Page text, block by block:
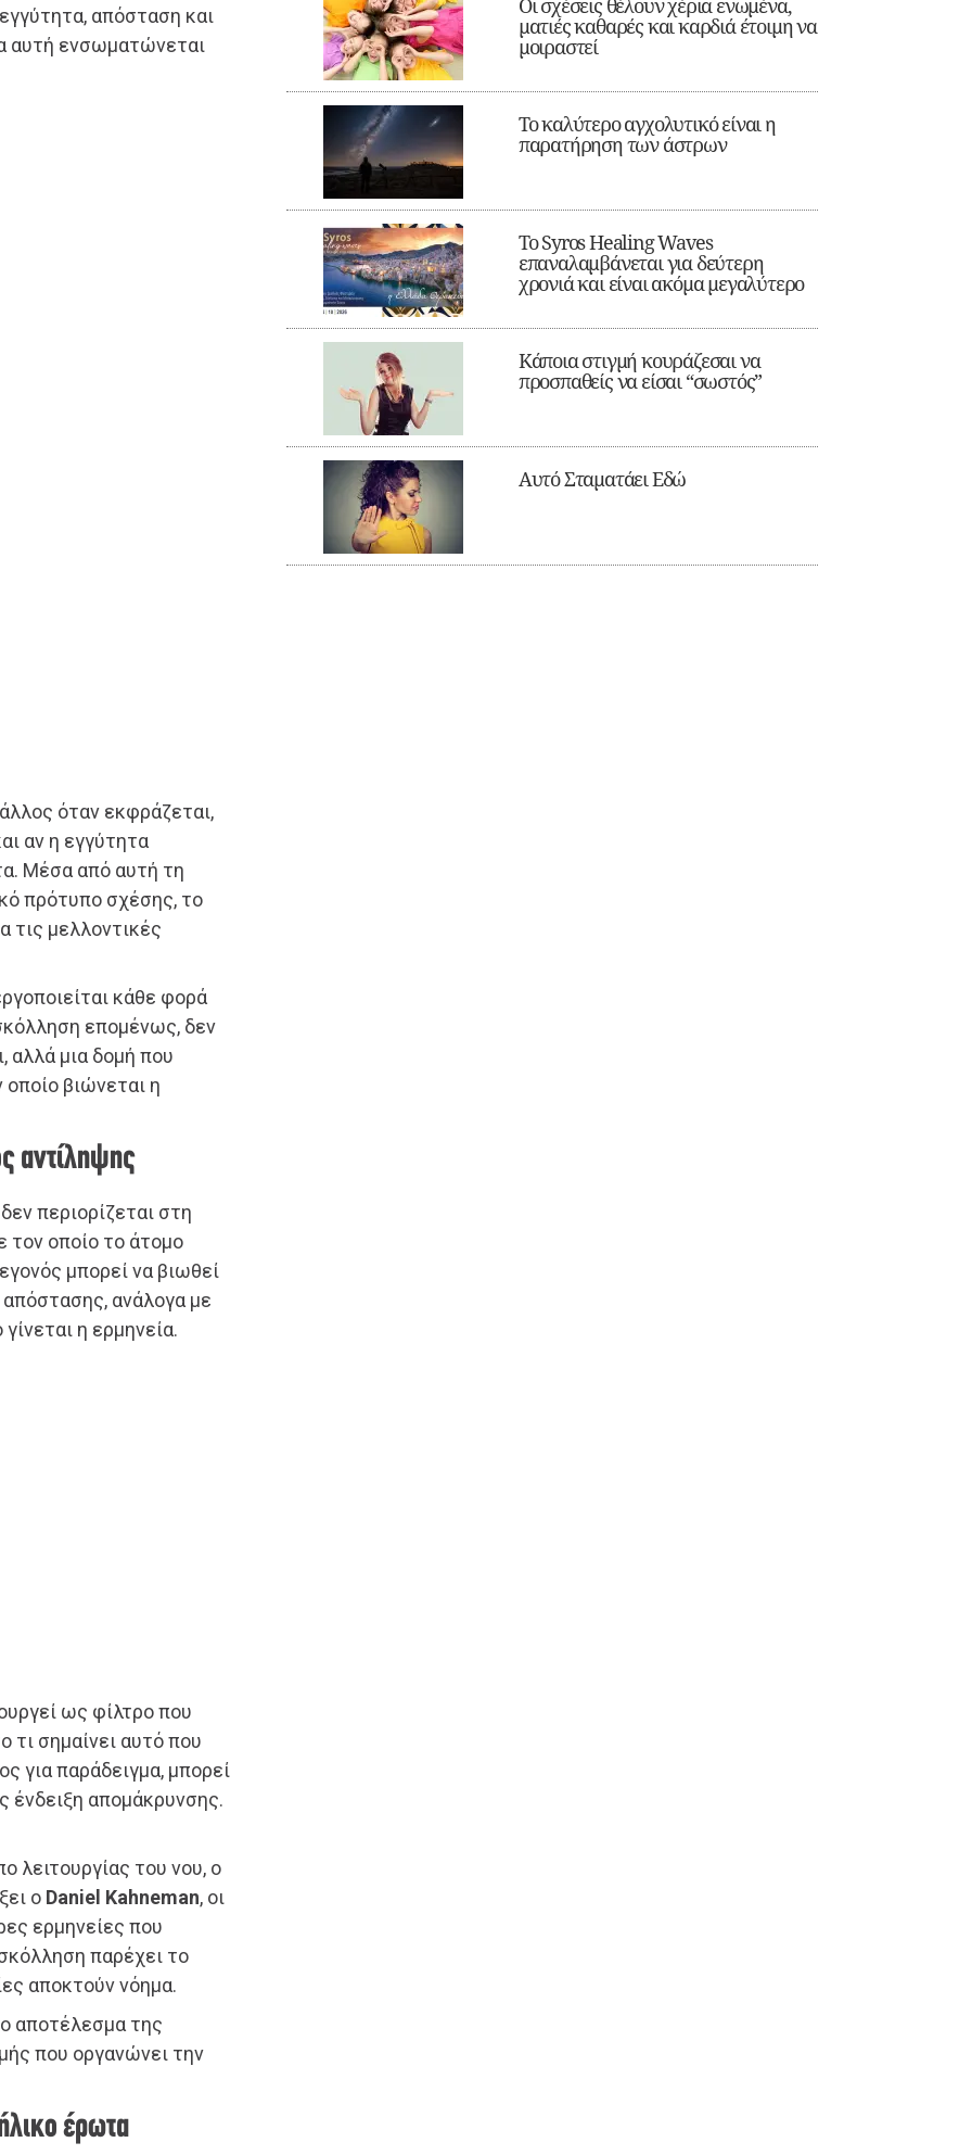
απόσταση και
αυτή ενσωματώνεται
όταν εκφράζεται,
αν η εγγύτητα
Μέσα από αυτή τη
πρότυπο σχέσης, το
τις μελλοντικές
κάθε φορά
επομένως, δεν
αλλά μια δομή που
βιώνεται η
αντίληψης
περιορίζεται στη
τον οποίο το άτομο
μπορεί να βιωθεί
ανάλογα με
η ερμηνεία.
ως φίλτρο που
τι σημαίνει αυτό που
για παράδειγμα, μπορεί
ένδειξη απομάκρυνσης.
λειτουργίας του νου, ο
ο Daniel Kahneman, οι
ερμηνείες που
παρέχει το
αποκτούν νόημα.
αποτέλεσμα της
που οργανώνει την
έρωτα
ματιές καθαρές και καρδιά έτοιμη να
μοιραστεί
Το καλύτερο αγχολυτικό είναι η
παρατήρηση των άστρων
Το Syros Healing Waves
επαναλαμβάνεται για δεύτερη
χρονιά και είναι ακόμα μεγαλύτερο
Κάποια στιγμή κουράζεσαι να
προσπαθείς να είσαι “σωστός”
Αυτό Σταματάει Εδώ